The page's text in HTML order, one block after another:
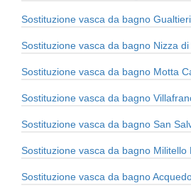
Sostituzione vasca da bagno
Sostituzione vasca da bagno Nizza di
Sostituzione vasca da bagno Motta
Sostituzione vasca da bagno
Sostituzione vasca da bagno San
Sostituzione vasca da bagno Militello
Sostituzione vasca da bagno